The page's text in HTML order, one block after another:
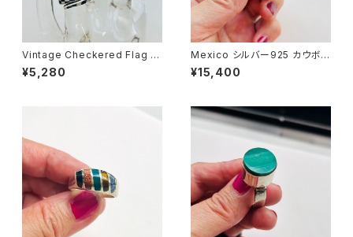
Vintage Checkered Flag ri
ng（8-9号）
¥5,280
Mexico シルバー925 カウボ
ーイハットリング（12号）
¥15,400